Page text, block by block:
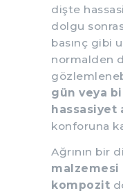
dişte
dolgu
basınç gibi
normalden
gün veya
hassasiyet
konforuna
Ağrının bir
malzemesi
kompozit